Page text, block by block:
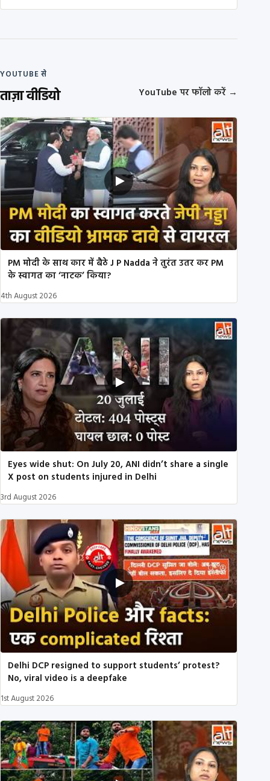
YOUTUBE से
ताज़ा वीडियो YouTube पर फॉलो करें →
PM मोदी के साथ कार में बैठे J P Nadda ने तुरंत उतर कर PM
के स्वागत का ‘नाटक’ किया?
4th August 2026
Eyes wide shut: On July 20, ANI didn’t share a single
X post on students injured in Delhi
3rd August 2026
Delhi DCP resigned to support students’ protest?
No, viral video is a deepfake
1st August 2026